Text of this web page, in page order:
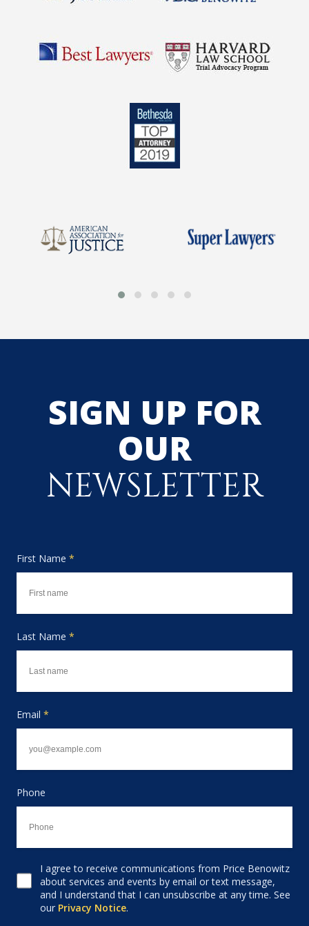
SIGN UP FOR
OUR
NEWSLETTER
First Name *
Last Name *
Email *
Phone
Consent to receive email
I agree to receive communications from Price Benowitz
about services and events by email or text message,
and I understand that I can unsubscribe at any time. See
our Privacy Notice.